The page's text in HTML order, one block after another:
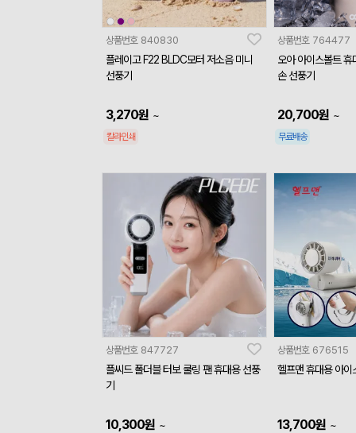
상품번호 840830
플레이고 F22 BLDC모터 저소음 미니
선풍기
3,270원 ~
칼라인쇄
상품번호 764477
오아 아이스볼트
손 선풍기
20,700원 ~
무료배송
상품번호 847727
플씨드 폴더블 터보 쿨링 팬 휴대용 선풍
기
10,300원 ~
상품번호 676515
헬프맨 휴대용 아이
13,700원 ~